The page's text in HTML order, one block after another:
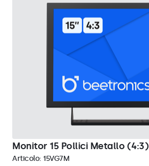
Monitor 15 Pollici Metallo (4:3)
Articolo: 15VG7M